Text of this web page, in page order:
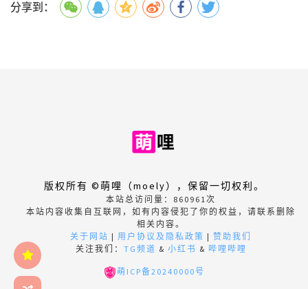
分享到：
版权所有 ©萌哩（moely），保留一切权利。
本站总访问量： 860961次
本站内容收集自互联网，如有内容侵犯了你的权益，请联系删除
相关内容。
关于网站 | 用户协议及隐私政策 | 赞助我们
关注我们： TG频道 & 小红书 & 哔哩哔哩
萌ICP备20240000号